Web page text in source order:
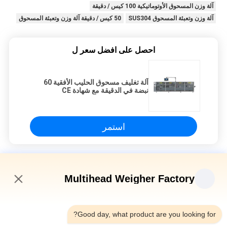
آلة وزن المسحوق الأوتوماتيكية 100 كيس / دقيقة
آلة وزن وتعبئة المسحوق SUS304
50 كيس / دقيقة آلة وزن وتعبئة المسحوق
احصل على افضل سعر ل
آلة تغليف مسحوق الحليب الأفقية 60
نبضة في الدقيقة مع شهادة CE
استمر
رقائق الفراغ النيتروجين المعدن الجرة الحبوب الغذاء علبة القصدير
المغلق الفشار الجرة البلاستيكية القصدير جهاز الختم
Multihead Weigher Factory
Good day, what product are you looking for?